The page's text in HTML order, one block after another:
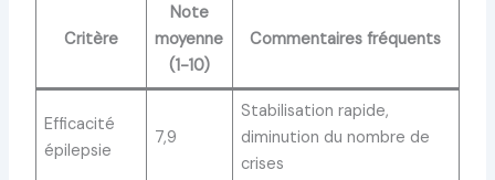
Critère
Note
moyenne
(1-10)
Commentaires fréquents
Efficacité
épilepsie
7,9
Stabilisation rapide,
diminution du nombre de
crises